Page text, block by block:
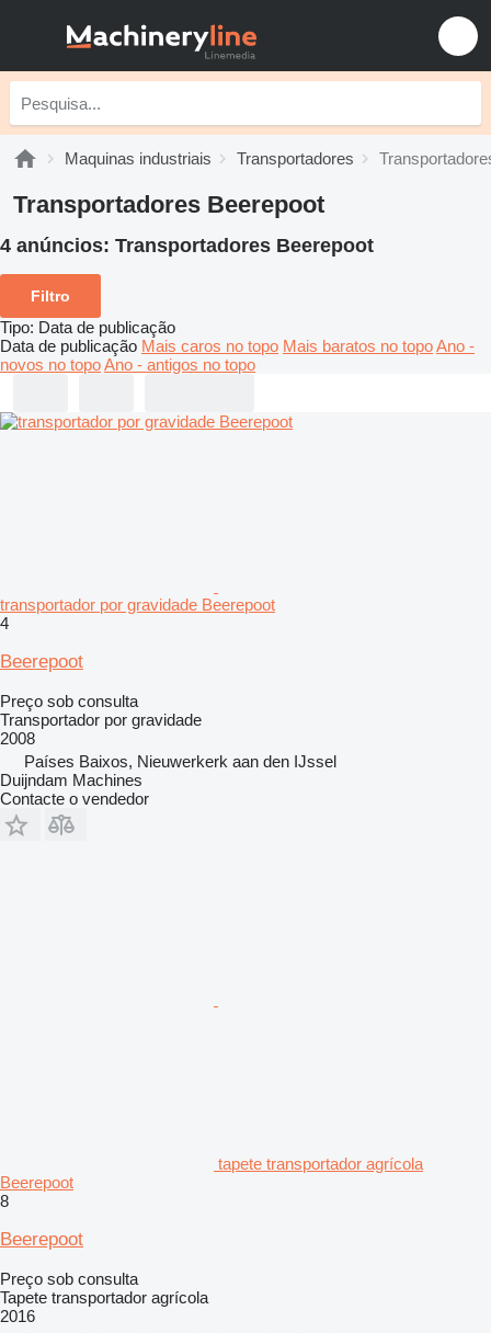
Maquinas industriais Transportadores
Transportadores Beerepoot
4 anúncios: Transportadores Beerepoot
Filtro
Tipo: Data de publicação
Data de publicação Mais caros no topo Mais baratos no topoAno -
novos no topoAno - antigos no topo
transportador por gravidade Beerepoot
4
Beerepoot
Preço sob consulta
Transportador por gravidade
2008
Países Baixos, Nieuwerkerk aan den IJssel
Duijndam Machines
Contacte o vendedor
tapete transportador agrícola
Beerepoot
8
Beerepoot
Preço sob consulta
Tapete transportador agrícola
2016